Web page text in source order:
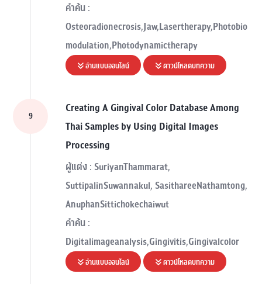
คำค้น :
Osteoradionecrosis,Jaw,Lasertherapy,Photobio
modulation,Photodynamictherapy
อ่านแบบออนไลน์ ดาวน์โหลดบทความ
9
Creating A Gingival Color Database Among
Thai Samples by Using Digital Images
Processing
ผู้แต่ง : SuriyanThammarat,
SuttipalinSuwannakul, SasithareeNathamtong,
AnuphanSittichokechaiwut
คำค้น :
Digitalimageanalysis,Gingivitis,Gingivalcolor
อ่านแบบออนไลน์ ดาวน์โหลดบทความ